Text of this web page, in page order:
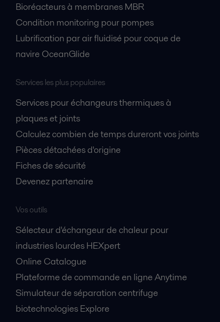
Bioréacteurs à membranes MBR
Condition monitoring pour pompes
Lubrification par air fluidisé pour coque de
navire OceanGlide
Services les plus populaires
Services pour échangeurs thermiques à
plaques et joints
Calculez combien de temps dureront vos joints
Pièces détachées d'origine
Fiches de sécurité
Devenez partenaire
Vos outils
Sélecteur d'échangeur de chaleur pour
industries lourdes HEXpert
Online Catalogue
Plateforme de commande en ligne Anytime
Simulateur de séparation centrifuge
biotechnologies Explore